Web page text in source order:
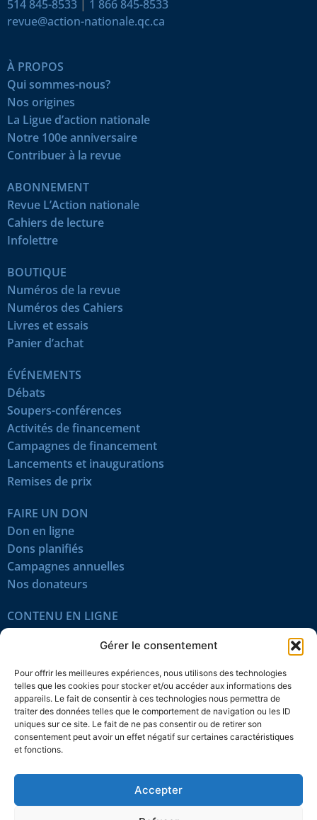
Gérer le consentement
Pour offrir les meilleures expériences, nous utilisons des technologies
telles que les cookies pour stocker et/ou accéder aux informations des
appareils. Le fait de consentir à ces technologies nous permettra de
traiter des données telles que le comportement de navigation ou les ID
uniques sur ce site. Le fait de ne pas consentir ou de retirer son
consentement peut avoir un effet négatif sur certaines caractéristiques
et fonctions.
Accepter
514 845-8533 | 1 866 845-8533
revue@action-nationale.qc.ca
À PROPOS
Qui sommes-nous?
Nos origines
La Ligue d’action nationale
Notre 100e anniversaire
Contribuer à la revue
ABONNEMENT
Revue L’Action nationale
Cahiers de lecture
Infolettre
BOUTIQUE
Numéros de la revue
Numéros des Cahiers
Livres et essais
Panier d’achat
ÉVÉNEMENTS
Débats
Soupers-conférences
Activités de financement
Campagnes de financement
Lancements et inaugurations
Remises de prix
FAIRE UN DON
Don en ligne
Dons planifiés
Campagnes annuelles
Nos donateurs
CONTENU EN LIGNE
Tous les articles
Œuvres du mois
En vidéo
SUIVEZ-NOUS
Mentions légales